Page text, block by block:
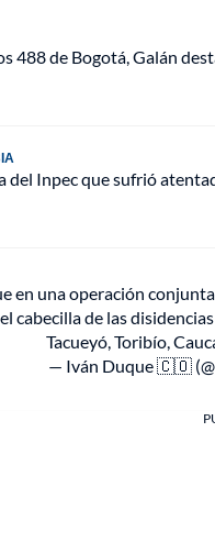
488 de Bogotá, Galán
del Inpec que sufrió
en una operación
cabecilla de las
Tacueyó, Toribío,
— Iván Duque 🇨🇴